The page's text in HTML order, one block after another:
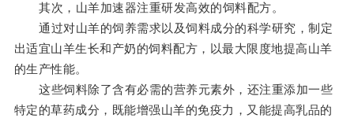
其次，山羊加速器注重研发高效的饲料配方。
通过对山羊的饲养需求以及饲料成分的科学研究，制定
出适宜山羊生长和产奶的饲料配方，以最大限度地提高山羊
的生产性能。
这些饲料除了含有必需的营养元素外，还注重添加一些
特定的草药成分，既能增强山羊的免疫力，又能提高乳品的